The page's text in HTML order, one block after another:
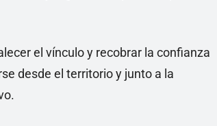
el vínculo y recobrar la confianza
desde el territorio y junto a la